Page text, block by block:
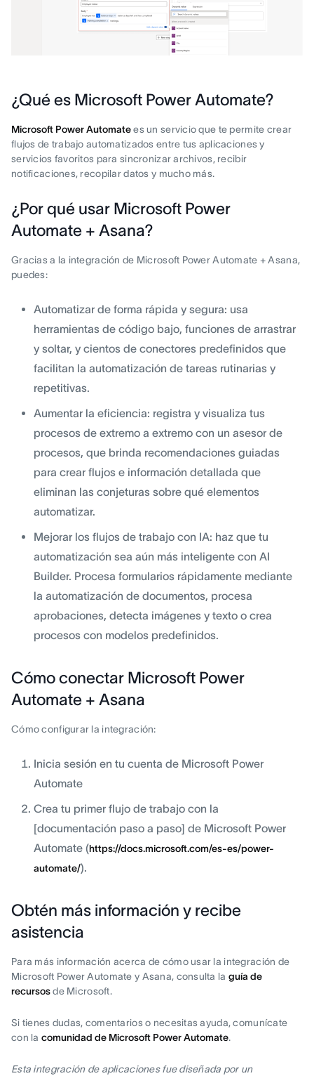
¿Qué es Microsoft Power Automate?
Microsoft Power Automatees un servicio que te permite crear
flujos de trabajo automatizados entre tus aplicaciones y
servicios favoritos para sincronizar archivos, recibir
notificaciones, recopilar datos y mucho más.
¿Por qué usar Microsoft Power
Automate + Asana?
Gracias a la integración de Microsoft Power Automate + Asana,
puedes:
Automatizar de forma rápida y segura: usa
herramientas de código bajo, funciones de arrastrar
y soltar, y cientos de conectores predefinidos que
facilitan la automatización de tareas rutinarias y
repetitivas.
Aumentar la eficiencia: registra y visualiza tus
procesos de extremo a extremo con un asesor de
procesos, que brinda recomendaciones guiadas
para crear flujos e información detallada que
eliminan las conjeturas sobre qué elementos
automatizar.
Mejorar los flujos de trabajo con IA: haz que tu
automatización sea aún más inteligente con AI
Builder. Procesa formularios rápidamente mediante
la automatización de documentos, procesa
aprobaciones, detecta imágenes y texto o crea
procesos con modelos predefinidos.
Cómo conectar Microsoft Power
Automate + Asana
Cómo configurar la integración:
Inicia sesión en tu cuenta de Microsoft Power
Automate
Crea tu primer flujo de trabajo con la
[documentación paso a paso] de Microsoft Power
Automate (https://docs.microsoft.com/es-es/power-
automate/).
Obtén más información y recibe
asistencia
Para más información acerca de cómo usar la integración de
Microsoft Power Automate y Asana, consulta la guía de
recursosde Microsoft.
Si tienes dudas, comentarios o necesitas ayuda, comunícate
con la comunidad de Microsoft Power Automate.
Esta integración de aplicaciones fue diseñada por un